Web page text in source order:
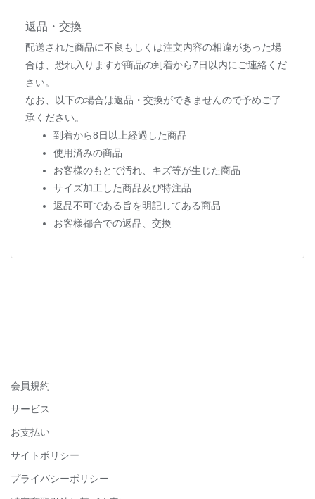
返品・交換
配送された商品に不良もしくは注文内容の相違があった場
合は、恐れ入りますが商品の到着から7日以内にご連絡くだ
さい。
なお、以下の場合は返品・交換ができませんので予めご了
承ください。
到着から8日以上経過した商品
使用済みの商品
お客様のもとで汚れ、キズ等が生じた商品
サイズ加工した商品及び特注品
返品不可である旨を明記してある商品
お客様都合での返品、交換
会員規約
サービス
お支払い
サイトポリシー
プライバシーポリシー